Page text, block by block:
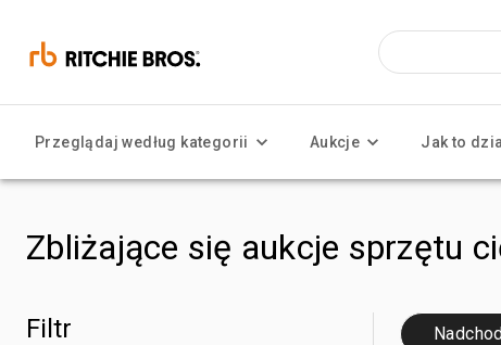
Przeglądaj według kategorii Aukcje Jak to
Zbliżające się aukcje sprzętu
Filtr